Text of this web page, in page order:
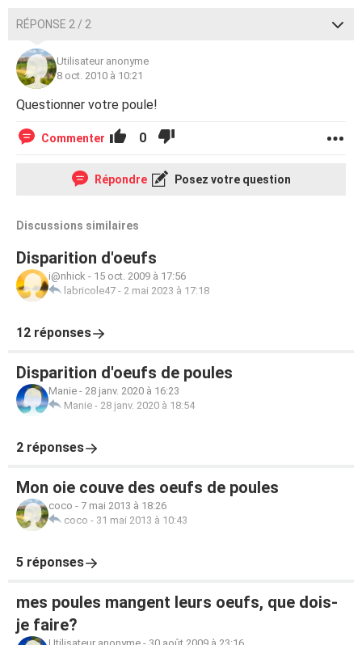
RÉPONSE 2 / 2
Utilisateur anonyme
8 oct. 2010 à 10:21
Questionner votre poule!
Commenter 0
Répondre Posez votre question
Discussions similaires
Disparition d'oeufs
i@nhick - 15 oct. 2009 à 17:56
labricole47 - 2 mai 2023 à 17:18
12 réponses
Disparition d'oeufs de poules
Manie - 28 janv. 2020 à 16:23
Manie - 28 janv. 2020 à 18:54
2 réponses
Mon oie couve des oeufs de poules
coco - 7 mai 2013 à 18:26
coco - 31 mai 2013 à 10:43
5 réponses
mes poules mangent leurs oeufs, que dois-
je faire?